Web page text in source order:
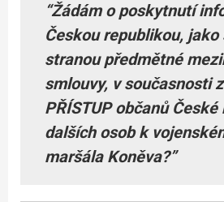
“Žádám o poskytnutí
Českou republikou, jako
stranou předmětné
smlouvy, v současnosti
PŘÍSTUP občanů
dalších osob k
maršála Koněva?”